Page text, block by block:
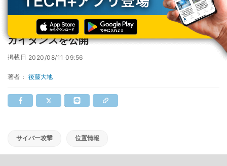
米国家安全保障局が位置情報の保護に関するガイダンスを公開
米国家安全保障局が位置情報の保護に関する
ガイダンスを公開
掲載日 2020/08/11 09:56
著者： 後藤大地
サイバー攻撃 位置情報